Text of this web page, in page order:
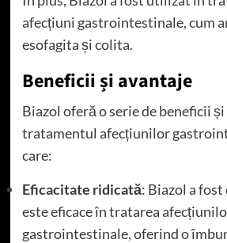
afecțiuni gastrointestinale, cum
esofagita și colita.
Beneficii și avantaje
Biazol oferă o serie de beneficii
tratamentul afecțiunilor
care:
Eficacitate ridicată: Biazol a
este eficace în tratarea
gastrointestinale, oferind o